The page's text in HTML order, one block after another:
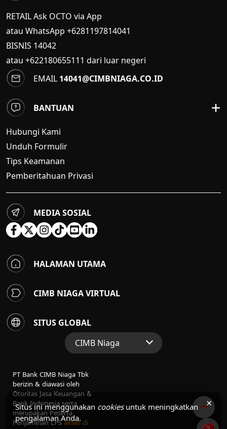
×
Situs ini menggunakan cookiesuntuk meningkatkan
pengalaman Anda.
RETAIL Ask OCTO via App
atau WhatsApp +6281197814041
BISNIS 14042
atau +622180655111 dari luar negeri
EMAIL 14041@CIMBNIAGA.CO.ID
BANTUAN
Hubungi Kami
Unduh Formulir
Tips Keamanan
Pemberitahuan Privasi
MEDIA SOSIAL
HALAMAN UTAMA
CIMB NIAGA VIRTUAL
SITUS GLOBAL
CIMB Niaga
Perbankan Konsumen
Perbankan Syariah
PT Bank CIMB Niaga Tbk
berizin & diawasi oleh
Otoritas Jasa Keuangan &
Bank Indonesia serta
merupakan Peserta
Penjaminan LPSakses di